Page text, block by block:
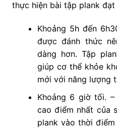
thực hiện bài tập plank
Khoảng 5h đến
được đánh thức
dàng hơn. Tập
giúp cơ thể khỏe
mới với năng lượng
Khoảng 6 giờ tối.
cao điểm nhất của
plank vào thời